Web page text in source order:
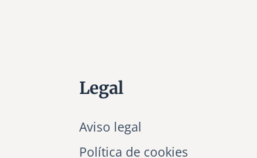
Legal
Aviso legal
Política de cookies